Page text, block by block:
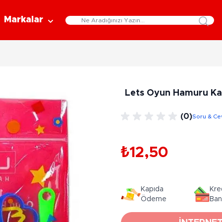
Oyun Hamurları
Müzik Aletleri
Oyunlar
Arkadaş - Aile Kutu Oyunları
Çocuk Kutu Oyunları
Eğitici Oyunlar
Et Bebekler
Fonksiyonlu Bebekler
Oyuncak Bebek Aksesuarları
Aksesuar
3-5 Yaş 6-9 Yaş
Markalar
Lets Oyun Hamuru
(0)Soru &
₺12,50
Kapıda
Ödeme